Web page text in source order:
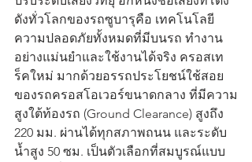
ดังทั่วโลกของรถซูบารุคือ เทคโนโลยี
ความปลอดภัยทั้งหมดที่มีบนรถ ทำงาน
อย่างแม่นยำและใช้งานได้จริง ครอสเท
ร็คใหม่ มากด้วยอรรถประโยชน์ใช้สอย
ของรถครอสโอเวอร์ขนาดกลาง ที่มีความ
สูงใต้ท้องรถ (Ground Clearance) สูงถึง
220 มม. ผ่านได้ทุกสภาพถนน และระดับ
น้ำสูง 50 ซม. เป็นตัวเลือกที่สมบูรณ์แบบ